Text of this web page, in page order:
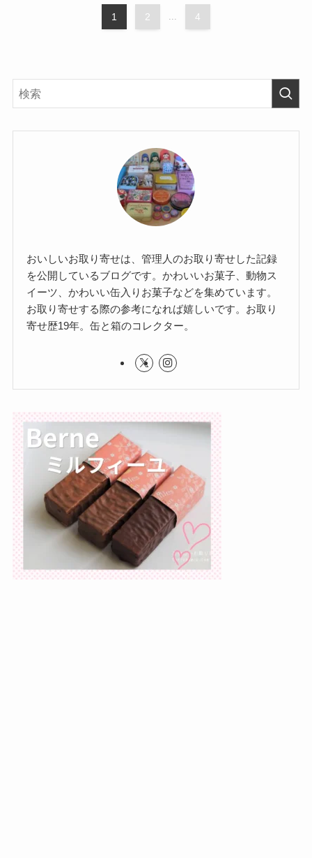
1 2 ... 4
おいしいお取り寄せは、管理人のお取り寄せした記録
を公開しているブログです。かわいいお菓子、動物ス
イーツ、かわいい缶入りお菓子などを集めています。
お取り寄せする際の参考になれば嬉しいです。お取り
寄せ歴19年。缶と箱のコレクター。